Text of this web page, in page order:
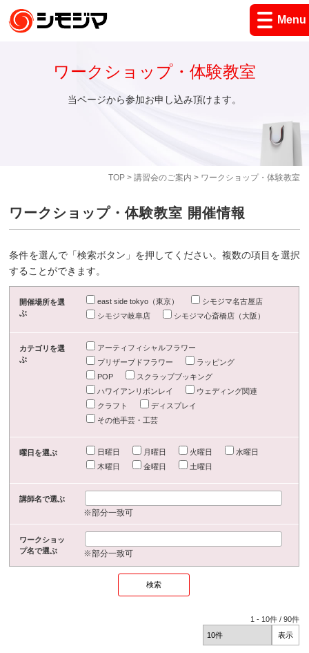
Menu
TOP> 講習会のご案内 > ワークショップ・体験教室
ワークショップ・体験教室
当ページから参加お申し込み頂けます。
ワークショップ・体験教室 開催情報
条件を選んで「検索ボタン」を押してください。複数の項目を選択
することができます。
開催場所を選
ぶ
east side tokyo（東京）
シモジマ名古屋店
シモジマ岐阜店
シモジマ心斎橋店（大阪）
カテゴリを選
ぶ
アーティフィシャルフラワー
プリザーブドフラワー
ラッピング
POP
スクラップブッキング
ハワイアンリボンレイ
ウェディング関連
クラフト
ディスプレイ
その他手芸・工芸
曜日を選ぶ 日曜日 月曜日 火曜日
水曜日
木曜日
金曜日 土曜日
講師名で選ぶ
※部分一致可
ワークショッ
プ名で選ぶ
※部分一致可
1 - 10件 /90件